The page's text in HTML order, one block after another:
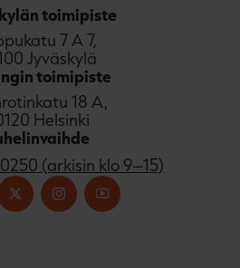
toimipiste
7 A 7,
Jyväskylä
toimipiste
18 A,
Helsinki
(arkisin klo 9–15)